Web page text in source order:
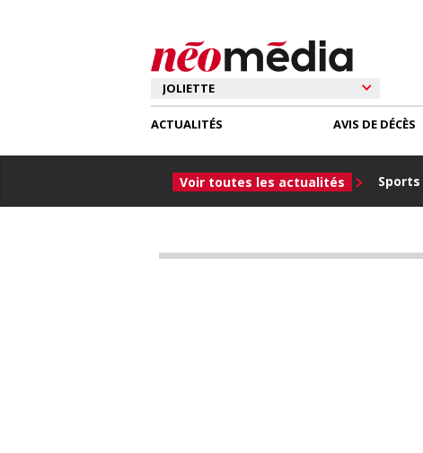
ACTUALITÉS
Voir toutes les actualités
AVIS DE DÉCÈS